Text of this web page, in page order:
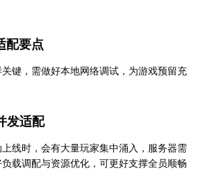
配要点
键，需做好本地网络调试，为游戏预留充
发适配
线时，会有大量玩家集中涌入，服务器需
载调配与资源优化，可更好支撑全员顺畅